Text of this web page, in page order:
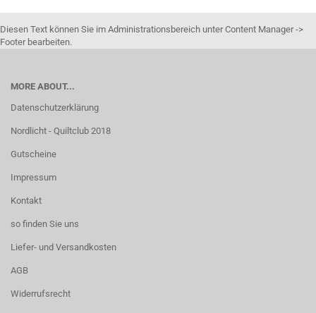
Diesen Text können Sie im Administrationsbereich unter Content Manager ->
Footer bearbeiten.
MORE ABOUT...
Datenschutzerklärung
Nordlicht - Quiltclub 2018
Gutscheine
Impressum
Kontakt
so finden Sie uns
Liefer- und Versandkosten
AGB
Widerrufsrecht